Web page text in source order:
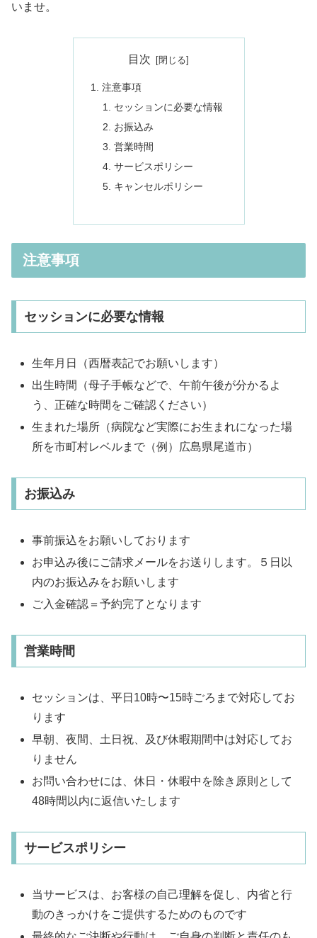
いませ。
目次
注意事項
セッションに必要な情報
お振込み
営業時間
サービスポリシー
キャンセルポリシー
注意事項
セッションに必要な情報
生年月日（西暦表記でお願いします）
出生時間（母子手帳などで、午前午後が分かるよ
う、正確な時間をご確認ください）
生まれた場所（病院など実際にお生まれになった場
所を市町村レベルまで（例）広島県尾道市）
お振込み
事前振込をお願いしております
お申込み後にご請求メールをお送りします。５日以
内のお振込みをお願いします
ご入金確認＝予約完了となります
営業時間
セッションは、平日10時〜15時ごろまで対応してお
ります
早朝、夜間、土日祝、及び休暇期間中は対応してお
りません
お問い合わせには、休日・休暇中を除き原則として
48時間以内に返信いたします
サービスポリシー
当サービスは、お客様の自己理解を促し、内省と行
動のきっかけをご提供するためのものです